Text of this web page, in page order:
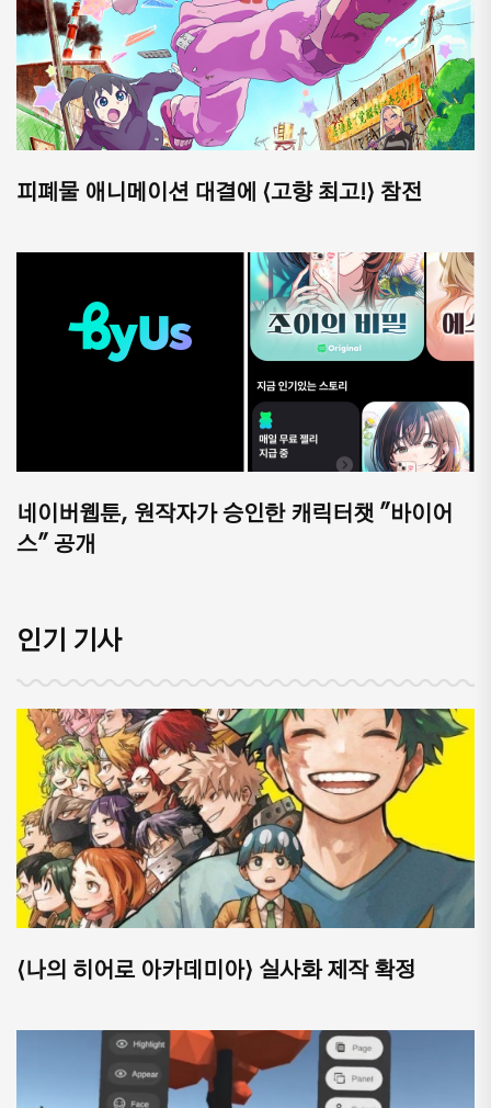
피폐물 애니메이션 대결에 ⟨고향 최고!⟩ 참전
네이버웹툰, 원작자가 승인한 캐릭터챗 "바이어
스" 공개
인기 기사
⟨나의 히어로 아카데미아⟩ 실사화 제작 확정